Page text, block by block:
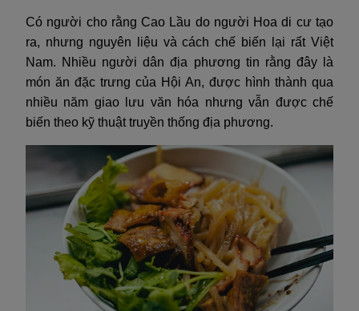
Có người cho rằng Cao Lầu do người Hoa di cư tạo
ra, nhưng nguyên liệu và cách chế biến lại rất Việt
Nam. Nhiều người dân địa phương tin rằng đây là
món ăn đặc trưng của Hội An, được hình thành qua
nhiều năm giao lưu văn hóa nhưng vẫn được chế
biến theo kỹ thuật truyền thống địa phương.